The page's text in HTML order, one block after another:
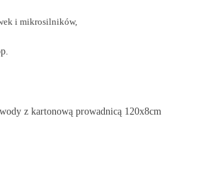
i mikrosilników,